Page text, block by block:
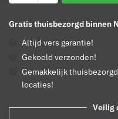
Caves
Baragnaudes
Gratis thuisbezorgd binnen
Altijd vers garantie!
Gekoeld verzonden!
Gemakkelijk
locaties!
Veilig